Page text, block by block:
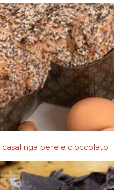
pere e cioccolato